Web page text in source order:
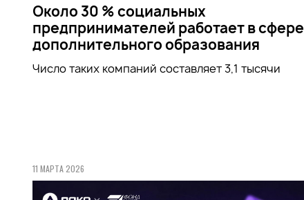
Около 30 % социальных
предпринимателей работает в сфере
дополнительного образования
Число таких компаний составляет 3,1 тысячи
11 МАРТА 2026